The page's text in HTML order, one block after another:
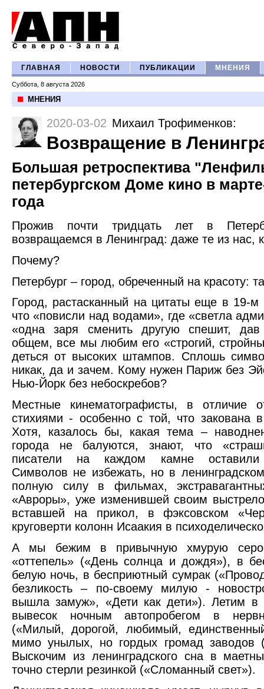
ГЛАВНАЯ НОВОСТИ ПУБЛИКАЦИИ МНЕНИЯ
Суббота, 8 августа 2026
МНЕНИЯ
2020-03-02 Михаил Трофименков:
Возвращение в
Большая ретроспектива
петербургском Доме кино в
года
Прожив почти тридцать лет в
возвращаемся в Ленинград: даже те из нас,
Почему?
Петербург – город, обреченный на красоту:
Город, растасканный на цитаты еще в 19-м
что «повисли над водами», где «светла
«одна заря сменить другую спешит,
общем, все мы любим его «строгий,
деться от высоких штампов. Сплошь
никак, да и зачем. Кому нужен Париж без
Нью-Йорк без небоскребов?
Местные кинематографисты, в отличие
стихиями - особенно с той, что закована
Хотя, казалось бы, какая тема –
города не балуются, знают, что
писатели на каждом камне оставили
Символов не избежать, но в
полную силу в фильмах,
«Авроры», уже изменившей своим
вставшей на прикол, в фэксовском
круговерти колонн Исаакия в
А мы бежим в привычную хмурую
«оттепель» («День солнца и дождя»), в
белую ночь, в бесприютный сумрак
безликость – по-своему милую -
вышла замуж», «Дети как дети»). Летим в
вывесок ночным автопробегом в
(«Милый, дорогой, любимый,
мимо унылых, но гордых громад заводов
Выскочим из ленинградского сна в
точно стерли резинкой («Сломанный свет»).